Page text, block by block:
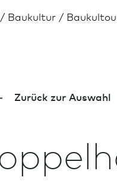
Bau­kultur
Zurück zur Aus­wahl